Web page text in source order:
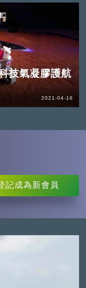
技氣凝膠護航
2021-04-16
記成為新會員